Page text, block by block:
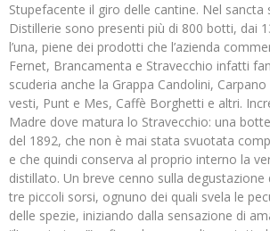
Stupefacente il giro delle cantine. Nel sancta
Distillerie sono presenti più di 800 botti, dai
l’una, piene dei prodotti che l’azienda
Fernet, Brancamenta e Stravecchio infatti
scuderia anche la Grappa Candolini,
vesti, Punt e Mes, Caffè Borghetti e altri.
Madre dove matura lo Stravecchio: una
del 1892, che non è mai stata svuotata
e che quindi conserva al proprio interno la
distillato. Un breve cenno sulla degustazione
tre piccoli sorsi, ognuno dei quali svela le
delle spezie, iniziando dalla sensazione di